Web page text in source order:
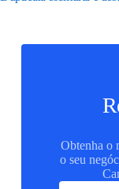
Obtenha o
o seu